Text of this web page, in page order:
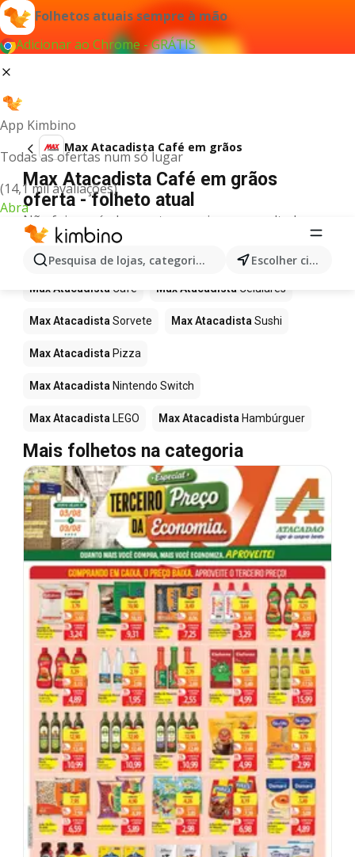
Folhetos atuais sempre à mão
Adicionar ao Chrome - GRÁTIS
App Kimbino
Todas as ofertas num só lugar
(14,1 mil avaliações)
Abra
Pesquisa de lojas, categorias,produtos... Escolher cidade
Max Atacadista Café em grãos
Max Atacadista Café em grãos
oferta - folheto atual
Não foi possível encontrar quaisquer resultados
para este termo.
Mais produtos em Max Atacadista
Max Atacadista Café Max Atacadista Celulares
Max Atacadista Sorvete Max Atacadista Sushi
Max Atacadista Pizza
Max Atacadista Nintendo Switch
Max Atacadista LEGO Max Atacadista Hambúrguer
Mais folhetos na categoria